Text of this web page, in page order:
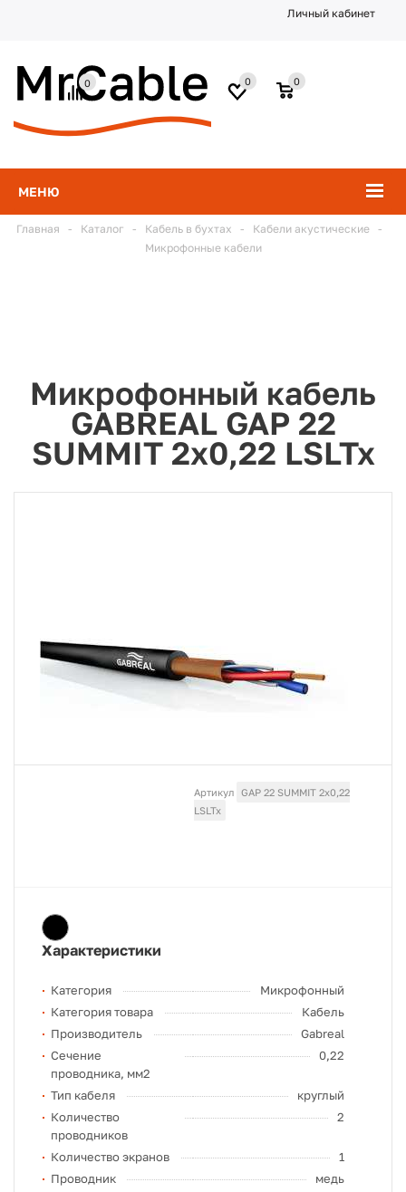
Личный кабинет
МЕНЮ
0
0
0
Главная - Каталог - Кабель в бухтах - Кабели акустические
-
Микрофонные кабели
Микрофонный кабель
GABREAL GAP 22
SUMMIT 2x0,22 LSLTx
Артикул
GAP 22 SUMMIT 2x0,22
LSLTx
Характеристики
Категория
Микрофонный
Категория товара
Кабель
Производитель
Gabreal
Сечение
проводника, мм2
0,22
Тип кабеля
круглый
Количество
проводников
2
Количество экранов
1
Проводник
медь